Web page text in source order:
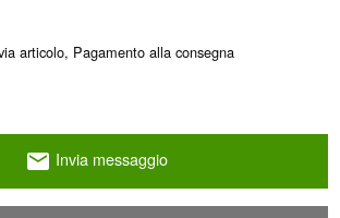
articolo, Pagamento alla consegna
email Invia messaggio